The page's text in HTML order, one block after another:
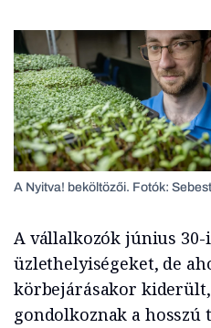
A Nyitva! beköltözői. Fotók:
A vállalkozók június 30-
üzlethelyiségeket, de
körbejárásakor
gondolkoznak a hosszú